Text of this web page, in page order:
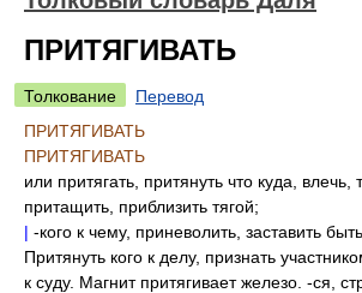
ПРИТЯГИВАТЬ
Толкование
Перевод
ПРИТЯГИВАТЬ
ПРИТЯГИВАТЬ
или притягать, притянуть что куда, влечь,
притащить, приблизить тягой;
| -кого к чему, приневолить, заставить
Притянуть кого к делу, признать
к суду. Магнит притягивает железо. -ся,